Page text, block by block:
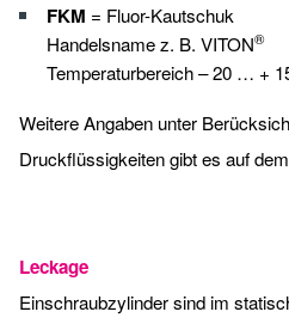
FKM = Fluor-Kautschuk
Handelsname z. B. VITON®
Temperaturbereich – 20 … +
Weitere Angaben unter
Druckflüssigkeiten gibt es auf
Leckage
Einschraubzylinder sind im